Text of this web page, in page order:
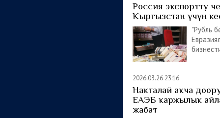
Россия экспортту
Кыргызстан үчүн
"Рубль
2026.03.26 23:16
Накталай акча
ЕАЭБ каржылык
жабат